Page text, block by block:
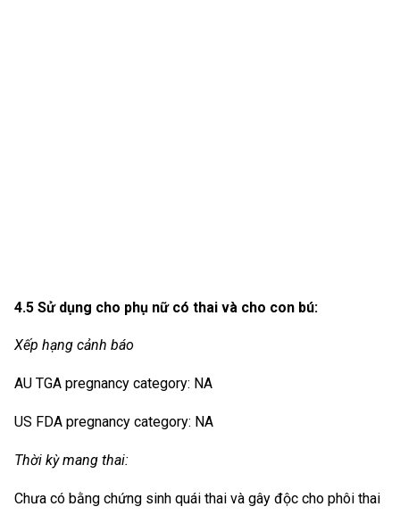
4.5 Sử dụng cho phụ nữ có thai và cho con bú:
Xếp hạng cảnh báo
AU TGA pregnancy category: NA
US FDA pregnancy category: NA
Thời kỳ mang thai:
Chưa có bằng chứng sinh quái thai và gây độc cho phôi thai